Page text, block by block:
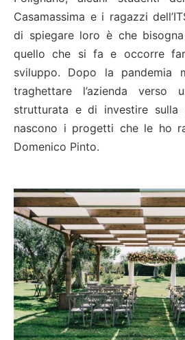
Casamassima e i ragazzi
di spiegare loro è che
quello che si fa e occorre
sviluppo. Dopo la pandemia
traghettare l’azienda verso
strutturata e di investire sulla
nascono i progetti che le ho
Domenico Pinto.